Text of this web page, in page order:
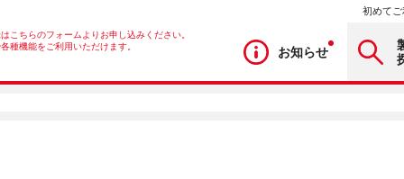
こちらのフォームよりお申し込みください。
種機能をご利用いただけます。
お知らせ
初めて